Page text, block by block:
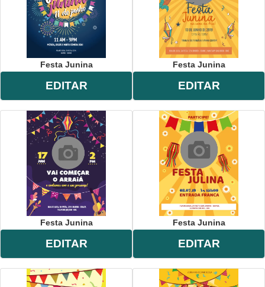
Festa Junina
EDITAR
Festa Junina
EDITAR
Festa Junina
EDITAR
Festa Junina
EDITAR